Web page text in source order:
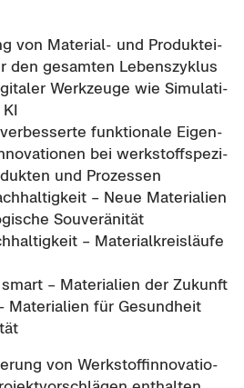
von Material-​ und Pro­dukt­ei­
den ge­sam­ten Le­bens­zy­klus
Werk­zeu­ge wie Si­mu­la­ti­
funk­tio­na­le Ei­gen­
bei werk­stoff­spe­zi­
und Pro­zes­sen
– Neue Ma­te­ria­li­en
Sou­ve­rä­ni­tät
– Ma­te­ri­al­kreis­läu­fe
– Ma­te­ria­li­en der Zu­kunft
Ma­te­ria­li­en für Ge­sund­heit
von Werk­stof­f­in­no­va­tio­